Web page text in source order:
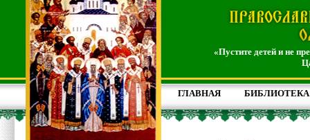
«Пустите детей и не
ГЛАВНАЯ БИБЛИОТЕКА